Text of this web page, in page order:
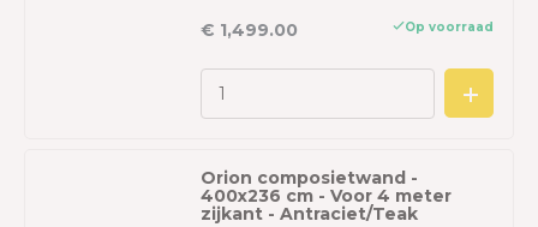
€ 1,499.00
Op voorraad
Orion composietwand -
400x236 cm - Voor 4 meter
zijkant - Antraciet/Teak